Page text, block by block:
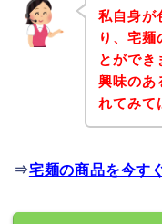
私自身が
り、宅麺
とができ
興味のあ
れてみて
⇒宅麺の商品を今す